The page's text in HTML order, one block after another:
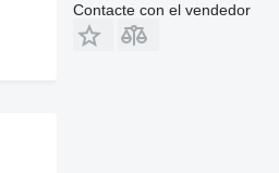
Contacte con el vendedor